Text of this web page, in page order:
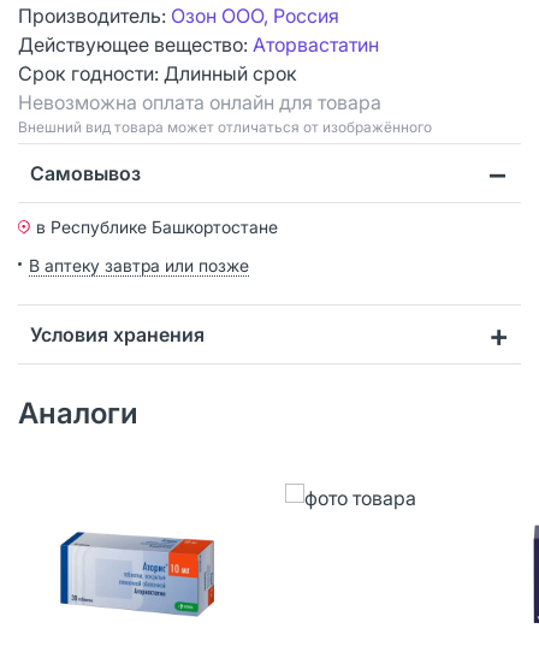
Производитель: Озон ООО, Россия
Действующее вещество: Аторвастатин
Срок годности: Длинный срок
Невозможна оплата онлайн для товара
Bнешний вид товара может отличаться от изображённого
Самовывоз
в Республике Башкортостане
В аптеку завтра или позже
Условия хранения
Аналоги